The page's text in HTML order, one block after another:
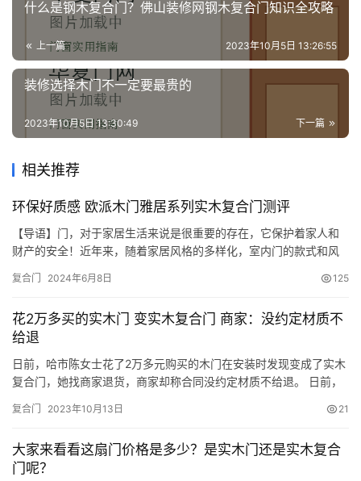
门
安
装
修
门
业
资
讯
联
系
我
们
什么是钢木复合门？佛山装修网钢木复合门知识全攻略
上一篇 2023年10月5日 13:26:55
装修选择木门不一定要最贵的
下一篇
2023年10月5日 13:30:49
相关推荐
环保好质感 欧派木门雅居系列实木复合门测评
【导语】门，对于家居生活来说是很重要的存在，它保护着家人和
财产的安全！近年来，随着家居风格的多样化，室内门的款式和风
主人对生活的追求和品位。然而，室内门的选择是不仅装修中的大
感淳厚的优点悄悄走红市场，成为消费者炙手可热的宠儿。今天测
评员带将您走…
复合门 2024年6月8日 125
花2万多买的实木门 变实木复合门 商家：没约定材质不
给退
日前，哈市陈女士花了2万多元购买的木门在安装时发现变成了实木
复合门，她找商家退货，商家却称合同没约定材质不给退。 日前，
店员说该款实木门，安全环保，满2万元再减1000元。陈女士觉得
士发现外包装上标着是实木复合门，不是实木门。 陈女士觉…
复合门 2023年10月13日 21
大家来看看这扇门价格是多少？是实木门还是实木复合
门呢？